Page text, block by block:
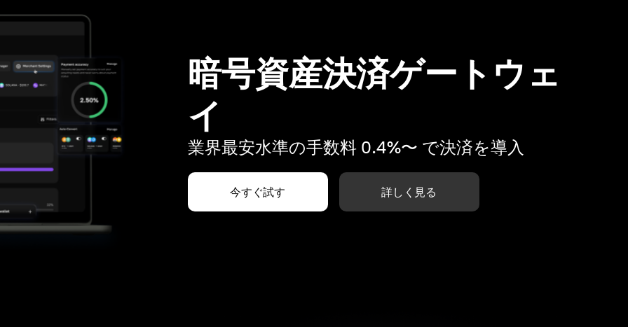
暗号資産決済ゲートウェ
イ
業界最安水準の手数料 0.4%〜 で決済を導入
今すぐ試す 詳しく見る